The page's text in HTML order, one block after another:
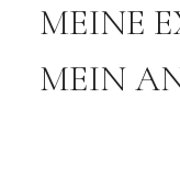
MEINE
MEIN